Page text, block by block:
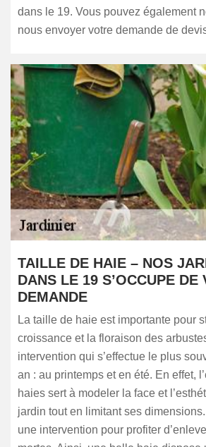
dans le 19. Vous pouvez également
nous envoyer votre demande de
TAILLE DE HAIE – NOS
DANS LE 19 S’OCCUPE DE
DEMANDE
​​La taille de haie est importante pour
croissance et la floraison des
intervention qui s’effectue le plus
an : au printemps et en été. En effet,
haies sert à modeler la face et
jardin tout en limitant ses
une intervention pour profiter